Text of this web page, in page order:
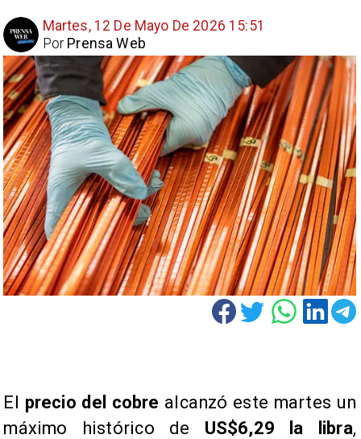
Martes, 12 De Mayo De 2026 15:51
Prensa Web
Por
El precio del cobre alcanzó este martes un
máximo histórico de US$6,29 la libra,